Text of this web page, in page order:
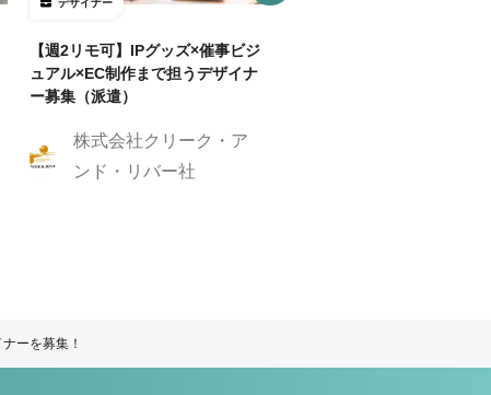
デザイナー
【週2リモ可】IPグッズ×催事ビジ
ュアル×EC制作まで担うデザイナ
ー募集（派遣）
株式会社クリーク・ア
ンド・リバー社
ーを募集！